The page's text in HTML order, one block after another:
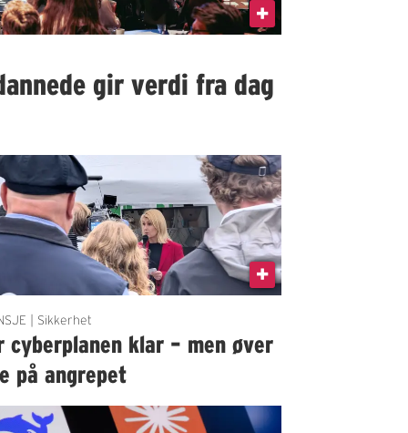
gir verdi fra dag
| Sikkerhet
cyberplanen klar – men øver
på angrepet